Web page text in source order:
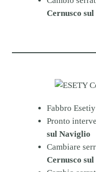
Cernusco
Fabbro Esetiy
Pronto
sul Naviglio
Cambiare
Cernusco